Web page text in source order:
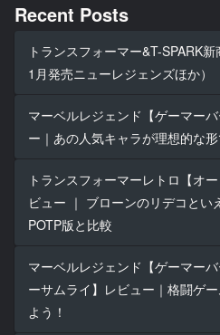
Recent Posts
トランスフォーマー&T-SPARK
1月発売ニューレジェンズほか）
マーベルレジェンド【ゲーマー
ー｜あの人気キャラが理想的な形
トランスフォーマーレトロ【オ
ビュー ｜ ブローンのリデコとい
POTP版と比較
マーベルレジェンド【ゲーマー
ーサムライ】レビュー｜格闘ゲ
よう！